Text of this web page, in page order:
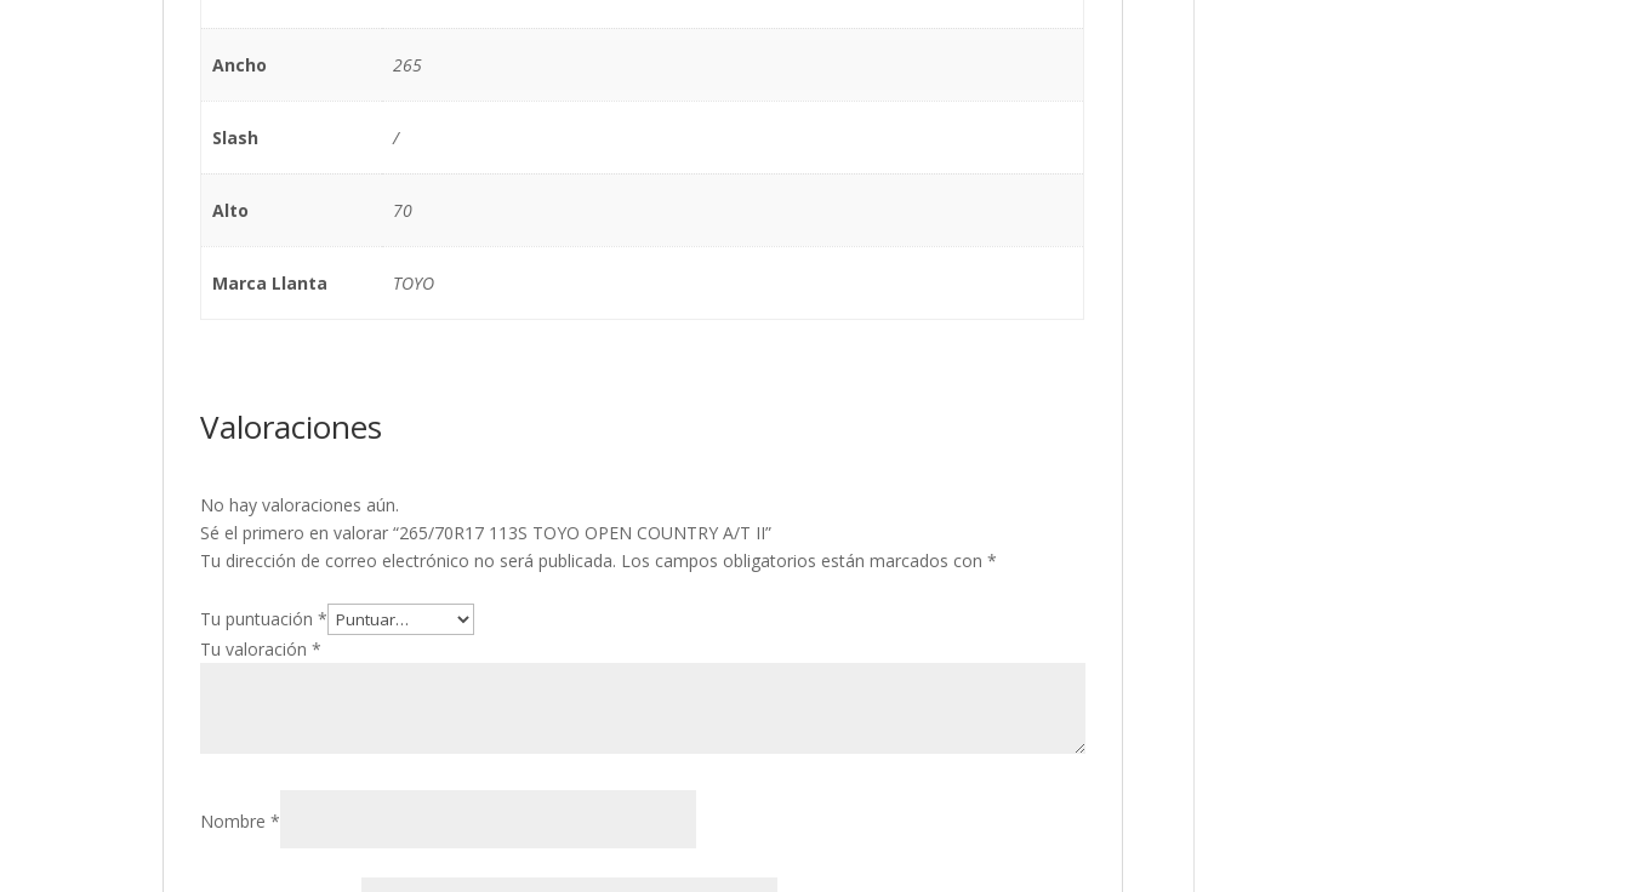
Ancho 265
Slash /
Alto 70
Marca Llanta TOYO
Valoraciones
No hay valoraciones aún.
Sé el primero en valorar “265/70R17 113S TOYO OPEN COUNTRY A/T II”
Tu dirección de correo electrónico no será publicada. Los campos obligatorios están marcados con*
Tu puntuación*
Tu valoración*
Nombre*